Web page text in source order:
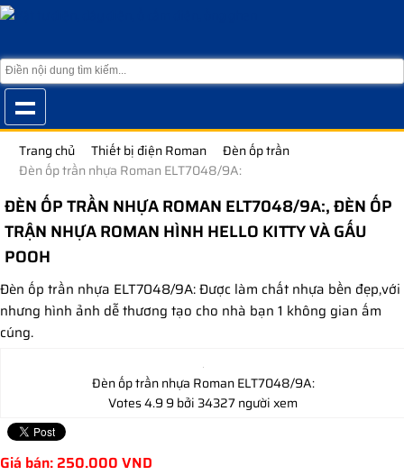
Trang chủ Thiết bị điện Roman
Đèn ốp trần
Đèn ốp trần nhựa Roman ELT7048/9A:
ĐÈN ỐP TRẦN NHỰA ROMAN ELT7048/9A:, ĐÈN ỐP
TRẬN NHỰA ROMAN HÌNH HELLO KITTY VÀ GẤU
POOH
Đèn ốp trần nhựa ELT7048/9A: Được làm chất nhựa bền đẹp,với
nhưng hình ảnh dễ thương tạo cho nhà bạn 1 không gian ấm
cúng.
Đèn ốp trần nhựa Roman ELT7048/9A:
Votes4.99bởi 34327 người xem
Giá bán: 250.000 VND